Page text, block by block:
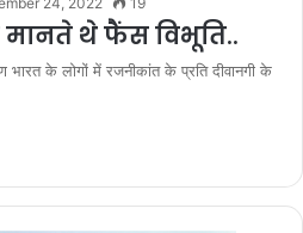
मानते थे फैंस विभूति..
के लोगों में रजनीकांत के प्रति दीवानगी के